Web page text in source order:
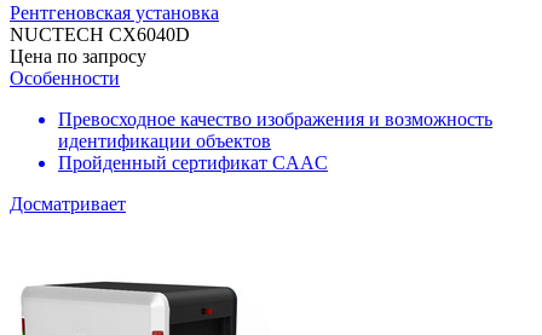
Рентгеновская установка
NUCTECH CX6040D
Цена по запросу
Особенности
Превосходное качество изображения и возможность
идентификации объектов
Пройденный сертификат CAAC
Досматривает